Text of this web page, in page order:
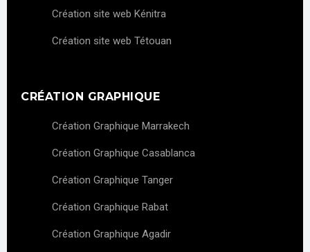
Création site web Kénitra
Création site web Tétouan
CRÉATION GRAPHIQUE
Création Graphique Marrakech
Création Graphique Casablanca
Création Graphique Tanger
Création Graphique Rabat
Création Graphique Agadir